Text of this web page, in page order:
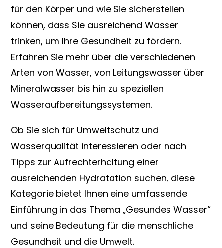
für den Körper und wie Sie sicherstellen
können, dass Sie ausreichend Wasser
trinken, um Ihre Gesundheit zu fördern.
Erfahren Sie mehr über die verschiedenen
Arten von Wasser, von Leitungswasser über
Mineralwasser bis hin zu speziellen
Wasseraufbereitungssystemen.
Ob Sie sich für Umweltschutz und
Wasserqualität interessieren oder nach
Tipps zur Aufrechterhaltung einer
ausreichenden Hydratation suchen, diese
Kategorie bietet Ihnen eine umfassende
Einführung in das Thema „Gesundes Wasser“
und seine Bedeutung für die menschliche
Gesundheit und die Umwelt.